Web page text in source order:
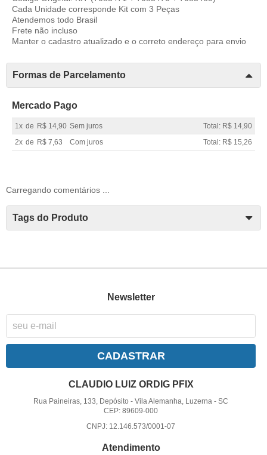
Cada Unidade corresponde Kit com 3 Peças
Atendemos todo Brasil
Frete não incluso
Manter o cadastro atualizado e o correto endereço para envio
Formas de Parcelamento
Mercado Pago
1x de R$ 14,90 Sem juros
Total: R$ 14,90
2x de R$ 7,63 Com juros Total: R$ 15,26
Carregando comentários ...
Tags do Produto
Newsletter
CADASTRAR
CLAUDIO LUIZ ORDIG PFIX
Rua Paineiras, 133, Depósito -Vila Alemanha, Luzerna -SC
CEP: 89609-000
CNPJ: 12.146.573/0001-07
Atendimento